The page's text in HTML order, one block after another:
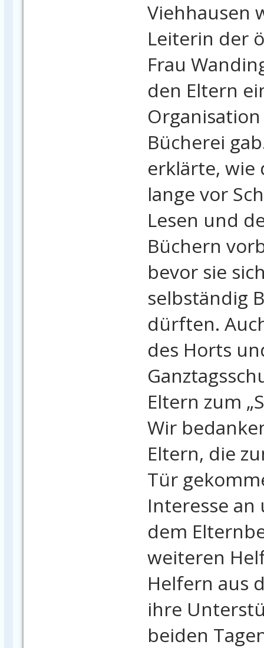
Viehhausen
Leiterin der
Frau
den Eltern
Bücherei
erklärte, wie
lange vor
Lesen und
Büchern
bevor sie
selbständig
dürften.
des Horts
Eltern zum
Wir
Eltern, die
Tür
Interesse an
dem
weiteren
Helfern aus
ihre
beiden